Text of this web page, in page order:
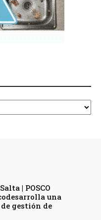
| POSCO
una
gestión de